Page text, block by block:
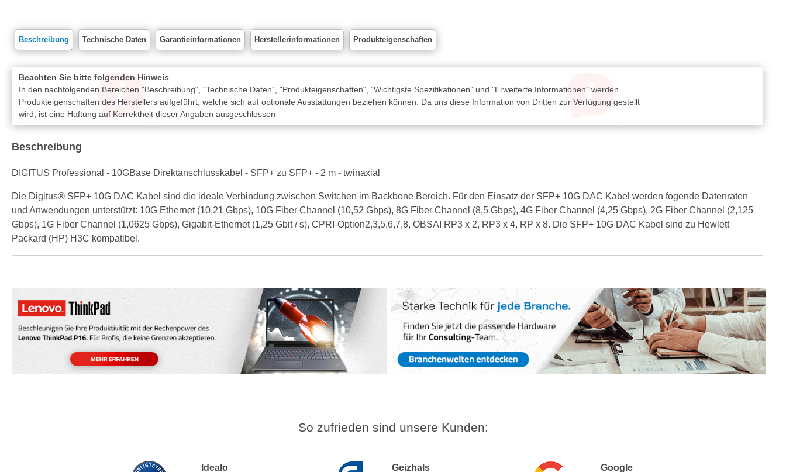
Beschreibung Technische Daten Garantieinformationen Herstellerinformationen Produkteigenschaften
Beachten Sie bitte folgenden Hinweis
In den nachfolgenden Bereichen "Beschreibung", "Technische Daten", "Produkteigenschaften", "Wichtigste Spezifikationen" und "Erweiterte Informationen" werden
Produkteigenschaften des Herstellers aufgeführt, welche sich auf optionale Ausstattungen beziehen können. Da uns diese Information von Dritten zur Verfügung gestellt
wird, ist eine Haftung auf Korrektheit dieser Angaben ausgeschlossen
Beschreibung
DIGITUS Professional - 10GBase Direktanschlusskabel - SFP+ zu SFP+ - 2 m - twinaxial
Die Digitus® SFP+ 10G DAC Kabel sind die ideale Verbindung zwischen Switchen im Backbone Bereich. Für den Einsatz der SFP+ 10G DAC Kabel werden fogende Datenraten
und Anwendungen unterstützt: 10G Ethernet (10,21 Gbps), 10G Fiber Channel (10,52 Gbps), 8G Fiber Channel (8,5 Gbps), 4G Fiber Channel (4,25 Gbps), 2G Fiber Channel (2,125
Gbps), 1G Fiber Channel (1,0625 Gbps), Gigabit-Ethernet (1,25 Gbit / s), CPRI-Option2,3,5,6,7,8, OBSAI RP3 x 2, RP3 x 4, RP x 8. Die SFP+ 10G DAC Kabel sind zu Hewlett
Packard (HP) H3C kompatibel.
So zufrieden sind unsere Kunden:
Idealo Geizhals Google